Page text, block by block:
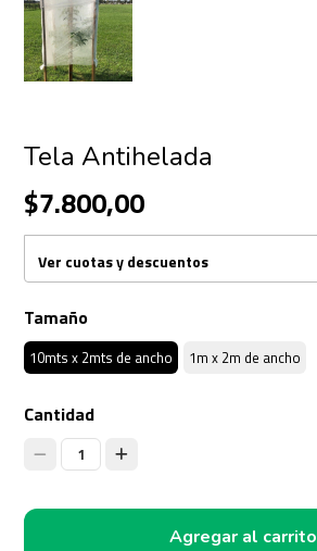
Tela Antihelada
$7.800,00
Ver cuotas y descuentos
Tamaño
10mts x 2mts de ancho 1m x 2m de ancho
Cantidad
1
Agregar al carrito